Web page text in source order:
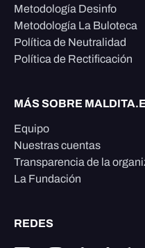
Metodología Desinfo
Metodología La Buloteca
Política de Neutralidad
Política de Rectificación
MÁS SOBRE
Equipo
Nuestras cuentas
Transparencia de la
La Fundación
REDES